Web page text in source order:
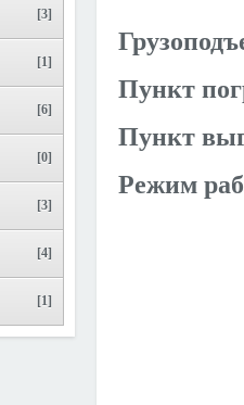
[3]
[1]
[6]
[0]
[3]
[4]
[1]
Пункт
Пункт
Режим